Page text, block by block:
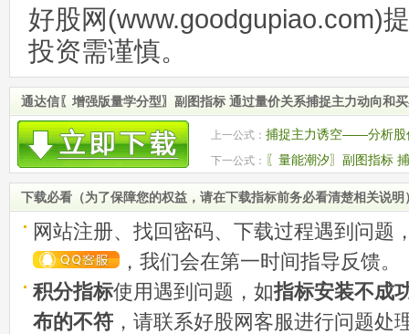
好股网(www.goodgupiao.com)
投资需谨慎。
通达信〖增强版量学分型〗副图指标 通过量价关系捕捉主力动向和
上一公式： 捕捉主力诱空——分析股
市场转折点。
下一公式： 〖量能潮汐〗副图指标
趋势转折点！
下载必看（为了保障您的权益，请在下载指标前务必看清楚相关说明
网站注册、找回密码、下载过程遇到问题
，我们会在第一时间指导反馈。
积分指标使用遇到问题，如指标安装不成
布的不符 ，请联系好股网客服进行问题处